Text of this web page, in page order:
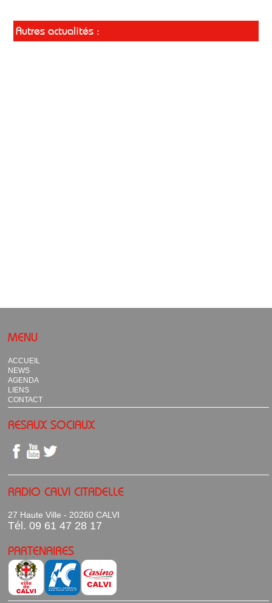
Autres actualités :
MENU
ACCUEIL
NEWS
AGENDA
LIENS
CONTACT
RESAUX SOCIAUX
RADIO CALVI CITADELLE
27 Haute Ville - 20260 CALVI
Tél. 09 61 47 28 17
PARTENAIRES